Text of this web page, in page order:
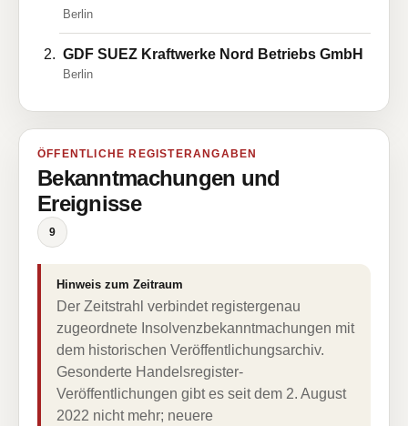
Berlin
GDF SUEZ Kraftwerke Nord Betriebs GmbH
Berlin
ÖFFENTLICHE REGISTERANGABEN
Bekanntmachungen und
Ereignisse
9
Hinweis zum Zeitraum
Der Zeitstrahl verbindet registergenau
zugeordnete Insolvenzbekanntmachungen mit
dem historischen Veröffentlichungsarchiv.
Gesonderte Handelsregister-
Veröffentlichungen gibt es seit dem 2. August
2022 nicht mehr; neuere